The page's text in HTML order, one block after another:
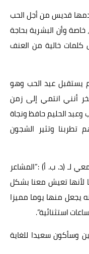
قديس من أجل الحب
وأن البشرية بحاجة
كلمات خالية من العنف
يستقبل عيد الحب وهو
أنني انتمي إلى زمن
وعبد الحليم حافظ ونجاة
تطربنا وتثير الشجون
عاما طالب جامعي لـ (د. ب. أ) :”المشاعر
لأنها تعيش معنا بشكل
يجعل منها يوما مميزا
استثنائية”.
وسأكون سعيدا للغاية